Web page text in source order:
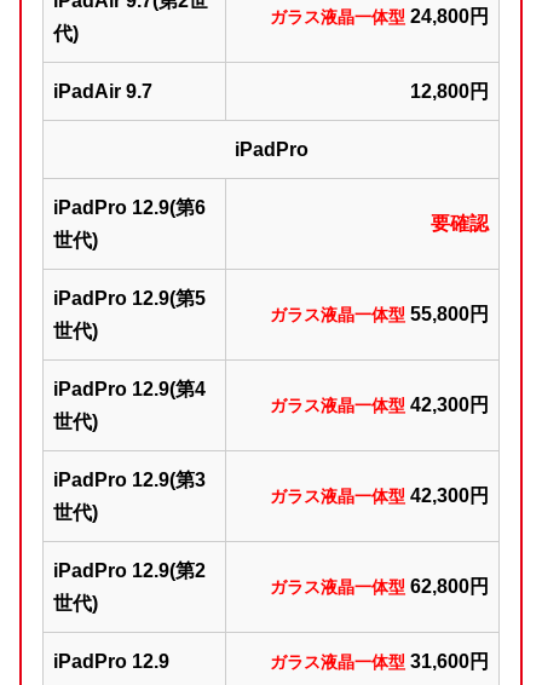
代)
ガラス液晶一体型 24,800円
iPadAir 9.7 12,800円
iPadPro
iPadPro 12.9(第6
世代)
要確認
iPadPro 12.9(第5
世代)
ガラス液晶一体型 55,800円
iPadPro 12.9(第4
世代)
ガラス液晶一体型 42,300円
iPadPro 12.9(第3
世代)
ガラス液晶一体型 42,300円
iPadPro 12.9(第2
世代)
ガラス液晶一体型 62,800円
iPadPro 12.9 ガラス液晶一体型 31,600円